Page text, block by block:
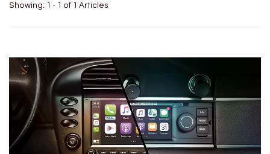
Showing: 1 - 1 of 1 Articles